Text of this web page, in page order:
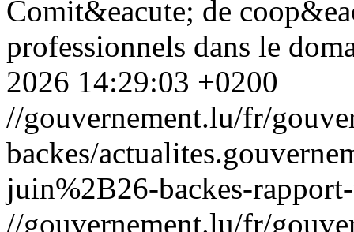
Comit&eacute; de
professionnels dans le
2026 14:29:03 +0200
//gouvernement.lu/fr/
backes/
juin%2B26-backes-
//gouvernement.lu/fr/